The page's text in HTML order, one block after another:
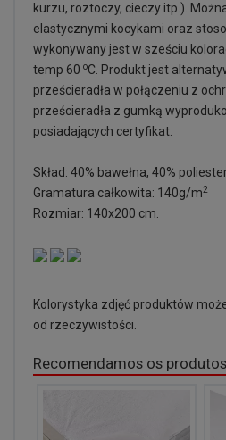
kurzu, roztoczy, cieczy itp.).
elastycznymi kocykami oraz
wykonywany jest w sześciu
temp 60 oC. Produkt jest
prześcieradła w połączeniu z
prześcieradła z gumką
posiadających certyfikat.
Skład: 40% bawełna, 40%
Gramatura całkowita: 140g/m2
Rozmiar: 140x200 cm.
Kolorystyka zdjęć produktów
od rzeczywistości.
Recomendamos os produtos